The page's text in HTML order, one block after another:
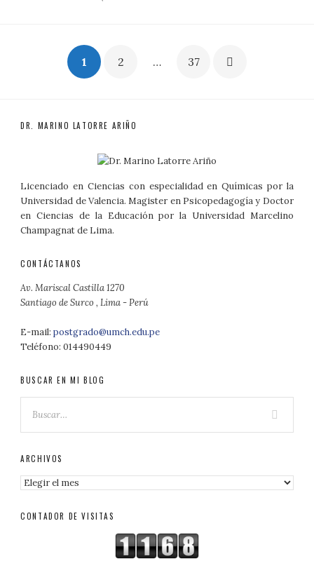
Paginación
entradas
1 2 … 37
DR. MARINO LATORRE ARIÑO
Licenciado en Ciencias con especialidad en Químicas por la
Universidad de Valencia. Magister en Psicopedagogía y Doctor
en Ciencias de la Educación por la Universidad Marcelino
Champagnat de Lima.
CONTÁCTANOS
Av. Mariscal Castilla 1270
Santiago de Surco , Lima - Perú
E-mail: postgrado@umch.edu.pe
Teléfono: 014490449
BUSCAR EN MI BLOG
ARCHIVOS
Archivos
CONTADOR DE VISITAS